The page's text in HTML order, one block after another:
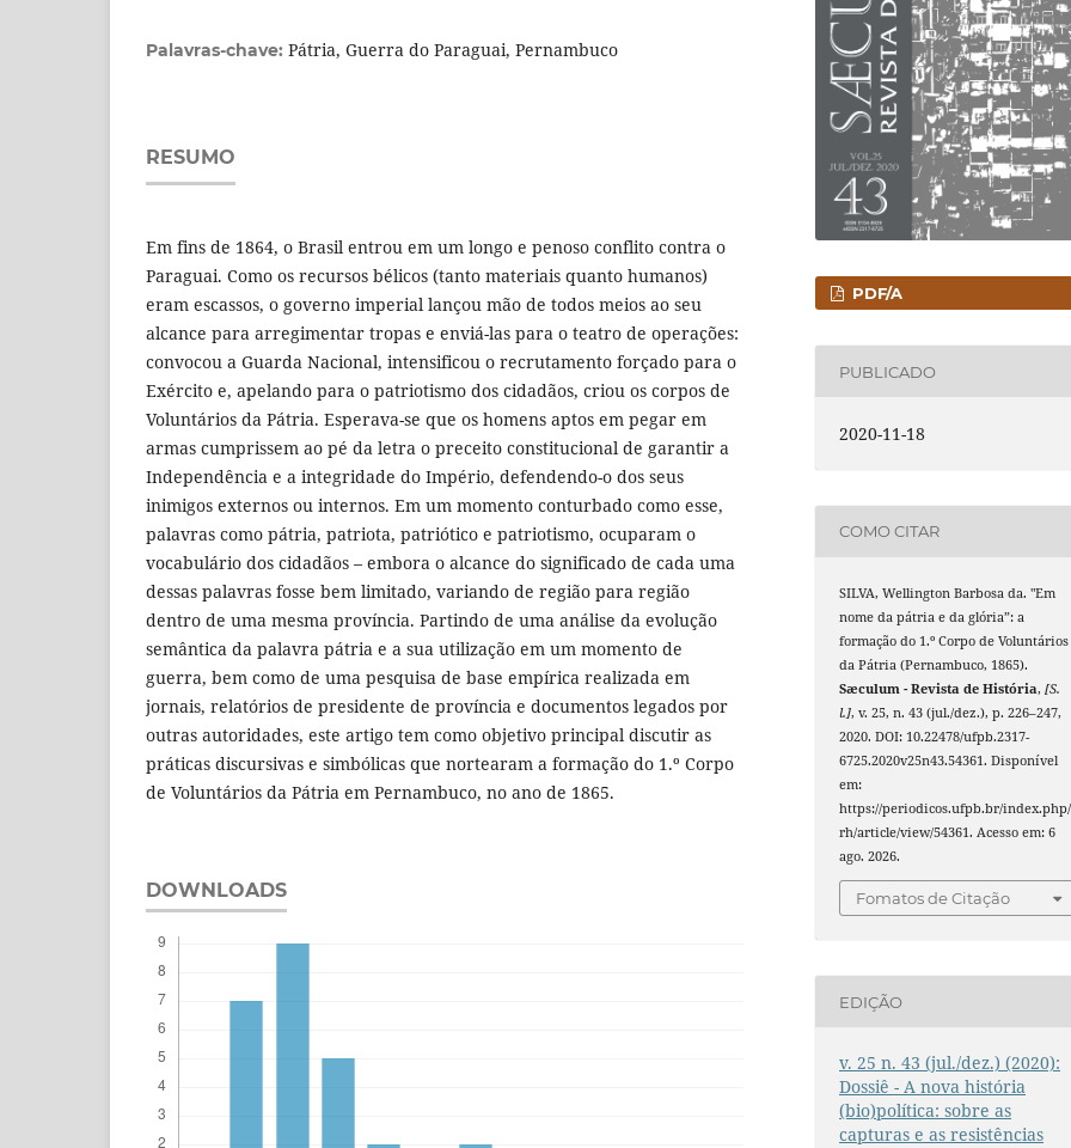
Palavras-chave: Pátria, Guerra do Paraguai, Pernambuco
RESUMO
Em fins de 1864, o Brasil entrou em um longo e penoso conflito contra o
Paraguai. Como os recursos bélicos (tanto materiais quanto humanos)
eram escassos, o governo imperial lançou mão de todos meios ao seu
alcance para arregimentar tropas e enviá-las para o teatro de operações:
convocou a Guarda Nacional, intensificou o recrutamento forçado para o
Exército e, apelando para o patriotismo dos cidadãos, criou os corpos de
Voluntários da Pátria. Esperava-se que os homens aptos em pegar em
armas cumprissem ao pé da letra o preceito constitucional de garantir a
Independência e a integridade do Império, defendendo-o dos seus
inimigos externos ou internos. Em um momento conturbado como esse,
palavras como pátria, patriota, patriótico e patriotismo, ocuparam o
vocabulário dos cidadãos – embora o alcance do significado de cada uma
dessas palavras fosse bem limitado, variando de região para região
dentro de uma mesma província. Partindo de uma análise da evolução
semântica da palavra pátria e a sua utilização em um momento de
guerra, bem como de uma pesquisa de base empírica realizada em
jornais, relatórios de presidente de província e documentos legados por
outras autoridades, este artigo tem como objetivo principal discutir as
práticas discursivas e simbólicas que nortearam a formação do 1.º Corpo
de Voluntários da Pátria em Pernambuco, no ano de 1865.
DOWNLOADS
PDF/A
PUBLICADO
2020-11-18
COMO CITAR
SILVA, Wellington Barbosa da. "Em
nome da pátria e da glória”: a
formação do 1.º Corpo de Voluntários
da Pátria (Pernambuco, 1865).
Sæculum - Revista de História,[S.
l.], v. 25, n. 43 (jul./dez.), p. 226–247,
2020. DOI: 10.22478/ufpb.2317-
6725.2020v25n43.54361. Disponível
em:
https://periodicos.ufpb.br/
rh/article/view/54361. Acesso em: 6
ago. 2026.
Fomatos de Citação
EDIÇÃO
v. 25 n. 43 (jul./dez.) (2020):
Dossiê - A nova história
(bio)política: sobre as
capturas e as resistências